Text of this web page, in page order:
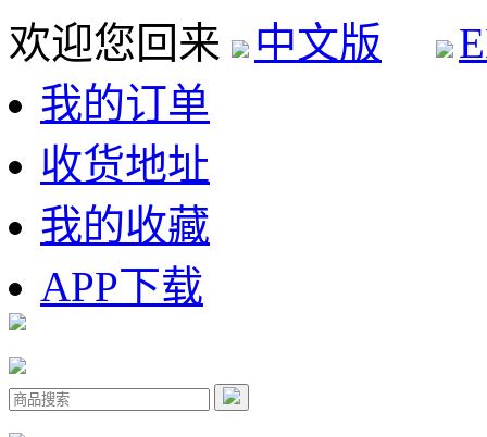
欢迎您回来 中文版
我的订单
收货地址
我的收藏
APP下载